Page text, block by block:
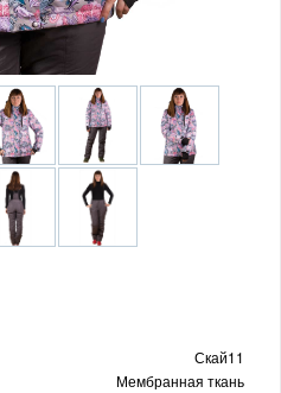
Скай11
Мембранная ткань